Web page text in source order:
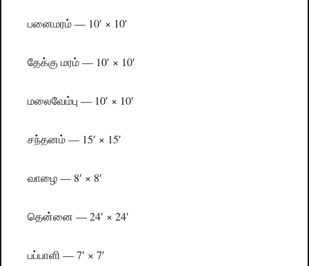
பனைமரம் — 10′ × 10′
தேக்கு மரம் — 10′ × 10′
மலைவேம்பு — 10′ × 10′
சந்தனம் — 15′ × 15′
வாழை — 8′ × 8′
தென்னை — 24′ × 24′
பப்பாளி — 7′ × 7′